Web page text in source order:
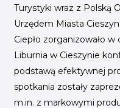
Turystyki wraz z Polską
Urzędem Miasta
Ciepło zorganizowało
Liburnia w Cieszynie
podstawą efektywnej
spotkania zostały
m.in. z markowymi